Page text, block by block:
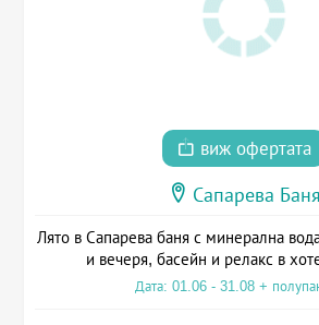
виж офертата
Сапарева Баня
Лято в Сапарева баня с минерална
и вечеря, басейн и релакс в
Дата: 01.06 - 31.08 +